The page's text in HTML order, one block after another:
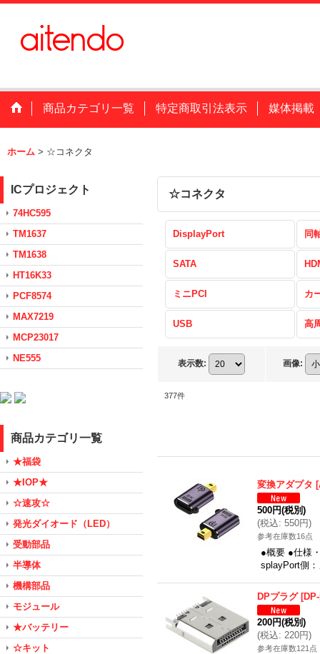
商品カテゴリ一覧 特定商取引法表示 媒体掲載
ホーム > ☆コネクタ
ICプロジェクト
74HC595
TM1637
TM1638
HT16K33
PCF8574
MAX7219
MCP23017
NE555
商品カテゴリ一覧
★福袋
★IOP★
☆速攻☆
発光ダイオード（LED）
受動部品
半導体
機構部品
モジュール
★バッテリー
☆キット
☆コネクタ
DisplayPort 同
SATA
ミニPCI カ
USB 高
表示数: 画像:
377件
変換アダプタ [
500円(税別)
(税込: 550円)
参考在庫数16点
●概要 ●仕様
splayPort側
DPプラグ [
200円(税別)
(税込: 220円)
参考在庫数121点